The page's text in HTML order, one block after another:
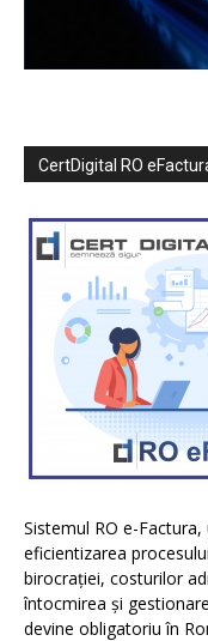
CertDigital RO
Sistemul RO e-
eficientizarea
birocrației, costurilor
întocmirea și
devine obligatoriu în